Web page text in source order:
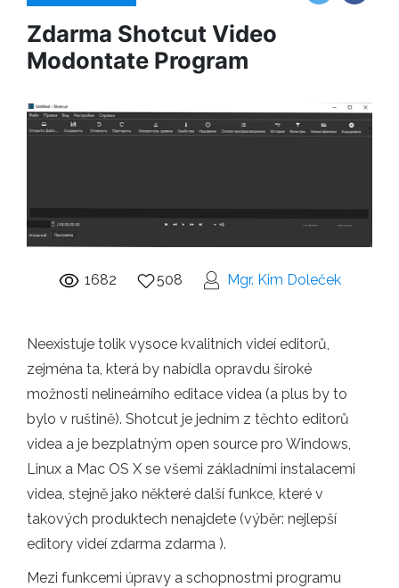
Zdarma Shotcut Video
Modontate Program
1682 508 Mgr. Kim Doleček
Neexistuje tolik vysoce kvalitních videí editorů,
zejména ta, která by nabídla opravdu široké
možnosti nelineárního editace videa (a plus by to
bylo v ruštině). Shotcut je jedním z těchto editorů
videa a je bezplatným open source pro Windows,
Linux a Mac OS X se všemi základními instalacemi
videa, stejně jako některé další funkce, které v
takových produktech nenajdete (výběr: nejlepší
editory videí zdarma zdarma ).
Mezi funkcemi úpravy a schopnostmi programu